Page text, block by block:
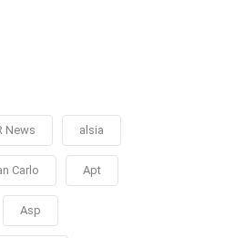
News alsia
Carlo Apt
Asp